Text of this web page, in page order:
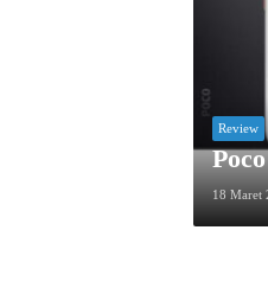
Review
18 Maret